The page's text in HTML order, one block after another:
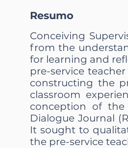
Resumo
Conceiving
from the
for learning and
pre-service
constructing the
classroom
conception of
Dialogue Journal
It sought to
the pre-service